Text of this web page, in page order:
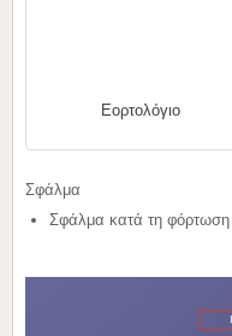
Εορτολόγιο
Σφάλμα
Σφάλμα κατά τη